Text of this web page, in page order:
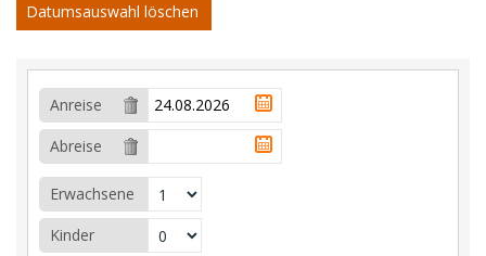
Datumsauswahl löschen
Anreise
Abreise
Erwachsene
Kinder